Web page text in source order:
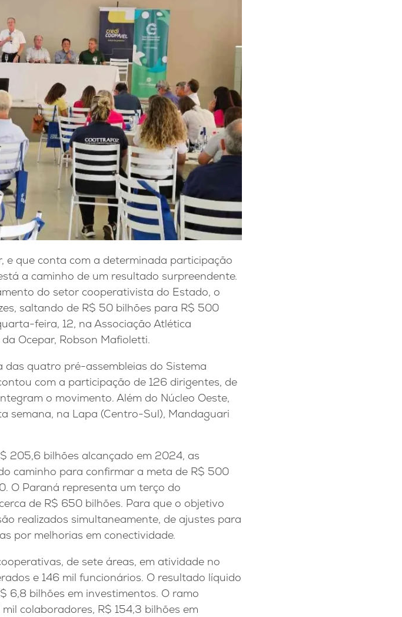
e que conta com a determinada participação
a caminho de um resultado surpreendente.
do setor cooperativista do Estado, o
saltando de R$ 50 bilhões para R$ 500
feira, 12, na Associação Atlética
Ocepar, Robson Mafioletti.
quatro pré-assembleias do Sistema
com a participação de 126 dirigentes, de
o movimento. Além do Núcleo Oeste,
semana, na Lapa (Centro-Sul), Mandaguari
205,6 bilhões alcançado em 2024, as
caminho para confirmar a meta de R$ 500
O Paraná representa um terço do
de R$ 650 bilhões. Para que o objetivo
realizados simultaneamente, de ajustes para
por melhorias em conectividade.
de sete áreas, em atividade no
e 146 mil funcionários. O resultado líquido
6,8 bilhões em investimentos. O ramo
colaboradores, R$ 154,3 bilhões em